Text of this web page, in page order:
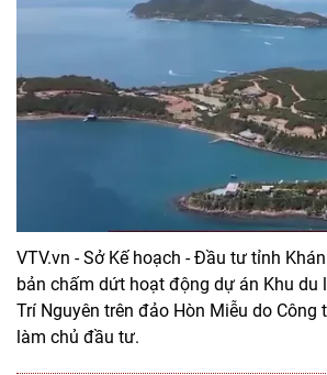
VTV.vn - Sở Kế hoạch - Đầu tư tỉnh
bản chấm dứt hoạt động dự án Khu du
Trí Nguyên trên đảo Hòn Miễu do Công
làm chủ đầu tư.